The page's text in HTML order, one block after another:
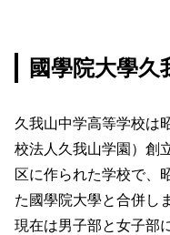
國學院大學久
久我山中学高等学校は
校法人久我山学園）創
区に作られた学校で、
た國學院大學と合併し
現在は男子部と女子部